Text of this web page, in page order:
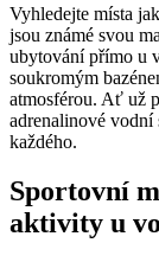
Vyhledejte místa
jsou známé svou
ubytování přímo u
soukromým
atmosférou. Ať už
adrenalinové vodní
každého.
Sportovní
aktivity u